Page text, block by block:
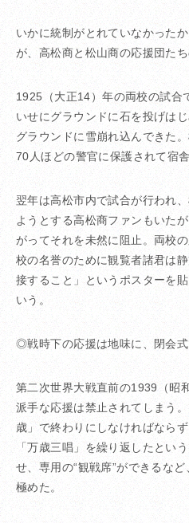
いかに統制がとれていなかった
が、高松商と松山商の応援団た
1925（大正14）年の両校の試合
いせにグラウンドに石を投げは
グラウンドに雪崩れ込んできた
70人ほどの警官に保護されて宿
翌年は高松市内で試合が行われ
ようとする高松商ファンもいた
がってそれを未然に阻止。両校
校の名誉のために観覧者諸君は
接すること」というポスターを
いう。
◎戦時下の応援は地味に、閉会
第二次世界大戦直前の1939（昭
派手な応援は禁止されてしまう
歳」で終わりにしなければなら
「万歳三唱」を繰り返したとい
せ、専用の“観戦席”ができるな
極めた。